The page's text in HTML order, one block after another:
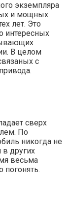
экземпляра
и мощных
лет. Это
интересных
В целом
с
сверх
По
никогда не
других
весьма